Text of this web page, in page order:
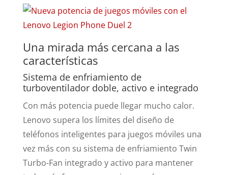
Una mirada más cercana a las
características
Sistema de enfriamiento de
turboventilador doble, activo e integrado
Con más potencia puede llegar mucho calor.
Lenovo supera los límites del diseño de
teléfonos inteligentes para juegos móviles una
vez más con su sistema de enfriamiento Twin
Turbo-Fan integrado y activo para mantener